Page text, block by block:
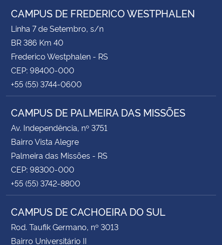
CAMPUS DE FREDERICO WESTPHALEN
Linha 7 de Setembro, s/n
BR 386 Km 40
Frederico Westphalen - RS
CEP: 98400-000
+55 (55) 3744-0600
CAMPUS DE PALMEIRA DAS MISSÕES
Av. Independência, nº 3751
Bairro Vista Alegre
Palmeira das Missões - RS
CEP: 98300-000
+55 (55) 3742-8800
CAMPUS DE CACHOEIRA DO SUL
Rod. Taufik Germano, nº 3013
Bairro Universitário II